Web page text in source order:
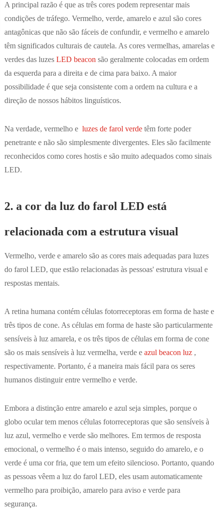
A principal razão é que as três cores podem representar mais
condições de tráfego. Vermelho, verde, amarelo e azul são cores
antagônicas que não são fáceis de confundir, e vermelho e amarelo
têm significados culturais de cautela. As cores vermelhas, amarelas e
verdes das luzes LED beacon são geralmente colocadas em ordem
da esquerda para a direita e de cima para baixo. A maior
possibilidade é que seja consistente com a ordem na cultura e a
direção de nossos hábitos linguísticos.
Na verdade, vermelho e luzes de farol verde têm forte poder
penetrante e não são simplesmente divergentes. Eles são facilmente
reconhecidos como cores hostis e são muito adequados como sinais
LED.
2. a cor da luz do farol LED está
relacionada com a estrutura visual
Vermelho, verde e amarelo são as cores mais adequadas para luzes
do farol LED, que estão relacionadas às pessoas' estrutura visual e
respostas mentais.
A retina humana contém células fotorreceptoras em forma de haste e
três tipos de cone. As células em forma de haste são particularmente
sensíveis à luz amarela, e os três tipos de células em forma de cone
são os mais sensíveis à luz vermelha, verde e azul beacon luz ,
respectivamente. Portanto, é a maneira mais fácil para os seres
humanos distinguir entre vermelho e verde.
Embora a distinção entre amarelo e azul seja simples, porque o
globo ocular tem menos células fotorreceptoras que são sensíveis à
luz azul, vermelho e verde são melhores. Em termos de resposta
emocional, o vermelho é o mais intenso, seguido do amarelo, e o
verde é uma cor fria, que tem um efeito silencioso. Portanto, quando
as pessoas vêem a luz do farol LED, eles usam automaticamente
vermelho para proibição, amarelo para aviso e verde para
segurança.